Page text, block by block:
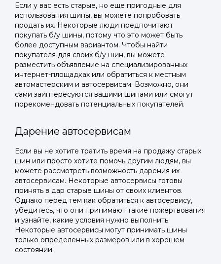
Если у вас есть старые, но еще пригодные для
использования шины, вы можете попробовать
продать их. Некоторые люди предпочитают
покупать б/у шины, потому что это может быть
более доступным вариантом. Чтобы найти
покупателя для своих б/у шин, вы можете
разместить объявление на специализированных
интернет-площадках или обратиться к местным
автомастерским и автосервисам. Возможно, они
сами заинтересуются вашими шинами или смогут
порекомендовать потенциальных покупателей.
Дарение автосервисам
Если вы не хотите тратить время на продажу старых
шин или просто хотите помочь другим людям, вы
можете рассмотреть возможность дарения их
автосервисам. Некоторые автосервисы готовы
принять в дар старые шины от своих клиентов.
Однако перед тем как обратиться к автосервису,
убедитесь, что они принимают такие пожертвования
и узнайте, какие условия нужно выполнить.
Некоторые автосервисы могут принимать шины
только определенных размеров или в хорошем
состоянии.